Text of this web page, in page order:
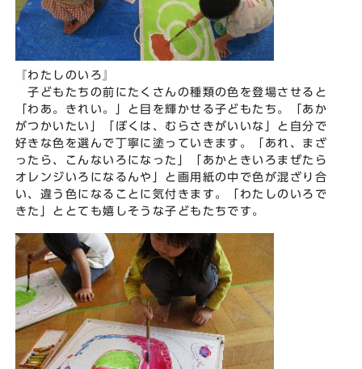
『わたしのいろ』
子どもたちの前にたくさんの種類の色を登場させると
「わあ。きれい。」と目を輝かせる子どもたち。「あか
がつかいたい」「ぼくは、むらさきがいいな」と自分で
好きな色を選んで丁寧に塗っていきます。「あれ、まざ
ったら、こんないろになった」「あかときいろまぜたら
オレンジいろになるんや」と画用紙の中で色が混ざり合
い、違う色になることに気付きます。「わたしのいろで
きた」ととても嬉しそうな子どもたちです。